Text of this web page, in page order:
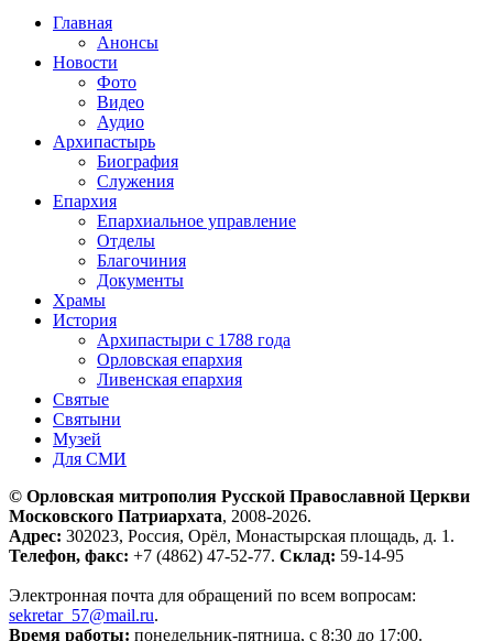
Главная
Анонсы
Новости
Фото
Видео
Аудио
Архипастырь
Биография
Служения
Епархия
Епархиальное управление
Отделы
Благочиния
Документы
Храмы
История
Архипастыри с 1788 года
Орловская епархия
Ливенская епархия
Святые
Святыни
Музей
Для СМИ
© Орловская митрополия Русской Православной Церкви
Московского Патриархата, 2008-2026.
Адрес: 302023, Россия, Орёл, Монастырская площадь, д. 1.
Телефон, факс: +7 (4862) 47-52-77. Склад: 59-14-95
Электронная почта для обращений по всем вопросам:
sekretar_57@mail.ru.
Время работы: понедельник-пятница, с 8:30 до 17:00.